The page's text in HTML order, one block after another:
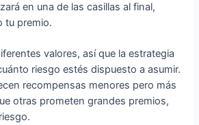
en una de las casillas al final,
tu premio.
valores, así que la estrategia
riesgo estés dispuesto a asumir.
recompensas menores pero más
otras prometen grandes premios,